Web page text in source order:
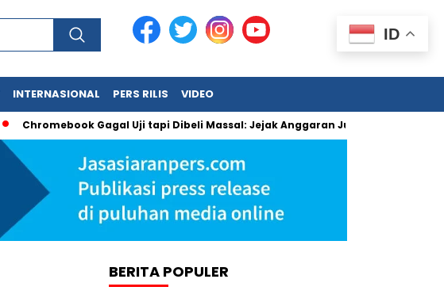
INTERNASIONAL PERS RILIS VIDEO
Chromebook Gagal Uji tapi Dibeli Massal: Jejak Anggaran Jumbo dan
BERITA POPULER
ID